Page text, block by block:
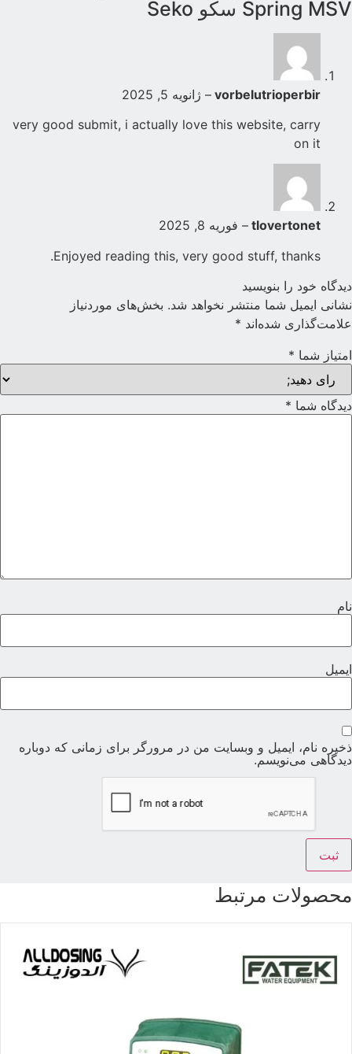
Spring MSV سکو Seko
vorbelutrioperbir
– ژانویه 5, 2025
very good submit, i actually love this website, carry
on it
tlovertonet
– فوریه 8, 2025
Enjoyed reading this, very good stuff, thanks.
دیدگاه خود را بنویسید
نشانی ایمیل شما منتشر نخواهد شد. بخش‌های موردنیاز
علامت‌گذاری شده‌اند *
امتیاز شما *
دیدگاه شما *
نام
ایمیل
ذخیره نام، ایمیل و وبسایت من در مرورگر برای زمانی که دوباره
دیدگاهی می‌نویسم.
محصولات مرتبط